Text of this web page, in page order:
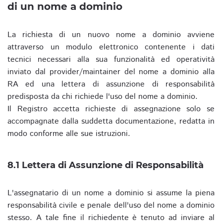
di un nome a dominio
La richiesta di un nuovo nome a dominio avviene
attraverso un modulo elettronico contenente i dati
tecnici necessari alla sua funzionalità ed operatività
inviato dal provider/maintainer del nome a dominio alla
RA ed una lettera di assunzione di responsabilità
predisposta da chi richiede l'uso del nome a dominio.
Il Registro accetta richieste di assegnazione solo se
accompagnate dalla suddetta documentazione, redatta in
modo conforme alle sue istruzioni.
8.1 Lettera di Assunzione di Responsabilità
L'assegnatario di un nome a dominio si assume la piena
responsabilità civile e penale dell'uso del nome a dominio
stesso. A tale fine il richiedente è tenuto ad inviare al